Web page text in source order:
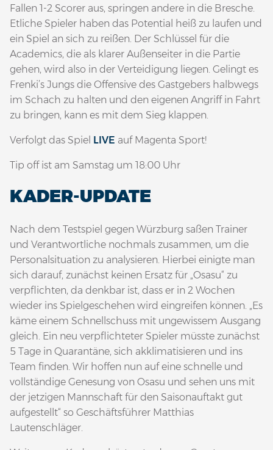
Fallen 1-2 Scorer aus, springen andere in die Bresche.
Etliche Spieler haben das Potential heiß zu laufen und
ein Spiel an sich zu reißen. Der Schlüssel für die
Academics, die als klarer Außenseiter in die Partie
gehen, wird also in der Verteidigung liegen. Gelingt es
Frenki’s Jungs die Offensive des Gastgebers halbwegs
im Schach zu halten und den eigenen Angriff in Fahrt
zu bringen, kann es mit dem Sieg klappen.
Verfolgt das Spiel LIVE auf Magenta Sport!
Tip off ist am Samstag um 18:00 Uhr
KADER-UPDATE
Nach dem Testspiel gegen Würzburg saßen Trainer
und Verantwortliche nochmals zusammen, um die
Personalsituation zu analysieren. Hierbei einigte man
sich darauf, zunächst keinen Ersatz für „Osasu“ zu
verpflichten, da denkbar ist, dass er in 2 Wochen
wieder ins Spielgeschehen wird eingreifen können. „Es
käme einem Schnellschuss mit ungewissem Ausgang
gleich. Ein neu verpflichteter Spieler müsste zunächst
5 Tage in Quarantäne, sich akklimatisieren und ins
Team finden. Wir hoffen nun auf eine schnelle und
vollständige Genesung von Osasu und sehen uns mit
der jetzigen Mannschaft für den Saisonauftakt gut
aufgestellt“ so Geschäftsführer Matthias
Lautenschläger.